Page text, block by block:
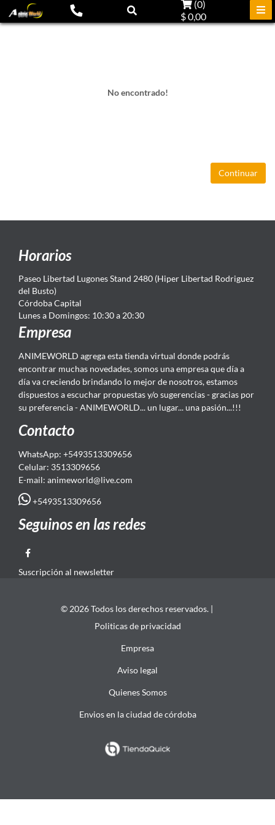
(0)
$ 0,00
No encontrado!
Continuar
Horarios
Paseo Libertad Lugones Stand 2480 (Hiper Libertad Rodriguez
del Busto)
Córdoba Capital
Lunes a Domingos: 10:30 a 20:30
Empresa
ANIMEWORLD agrega esta tienda virtual donde podrás
encontrar muchas novedades, somos una empresa que día a
día va creciendo brindando lo mejor de nosotros, estamos
dispuestos a escuchar propuestas y/o sugerencias - gracias por
su preferencia - ANIMEWORLD... un lugar... una pasión...!!!
Contacto
WhatsApp: +5493513309656
Celular: 3513309656
E-mail: animeworld@live.com
+5493513309656
Seguinos en las redes
Suscripción al newsletter
© 2026 Todos los derechos reservados. |
Politicas de privacidad
Empresa
Aviso legal
Quienes Somos
Envios en la ciudad de córdoba